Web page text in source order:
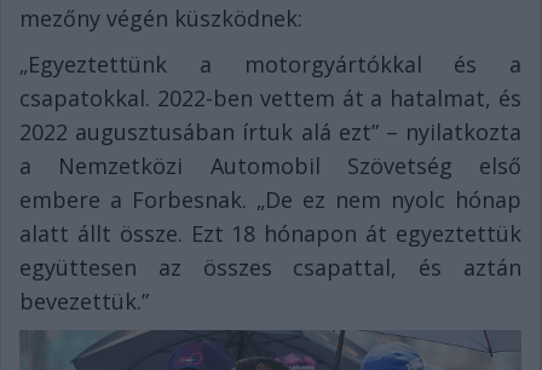
mezőny végén küszködnek:
„Egyeztettünk a motorgyártókkal és a
csapatokkal. 2022-ben vettem át a hatalmat, és
2022 augusztusában írtuk alá ezt” – nyilatkozta
a Nemzetközi Automobil Szövetség első
embere a Forbesnak. „De ez nem nyolc hónap
alatt állt össze. Ezt 18 hónapon át egyeztettük
együttesen az összes csapattal, és aztán
bevezettük.”